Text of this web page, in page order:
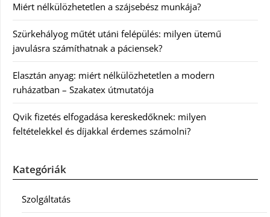
Miért nélkülözhetetlen a szájsebész munkája?
Szürkehályog műtét utáni felépülés: milyen ütemű
javulásra számíthatnak a páciensek?
Elasztán anyag: miért nélkülözhetetlen a modern
ruházatban – Szakatex útmutatója
Qvik fizetés elfogadása kereskedőknek: milyen
feltételekkel és díjakkal érdemes számolni?
Kategóriák
Szolgáltatás